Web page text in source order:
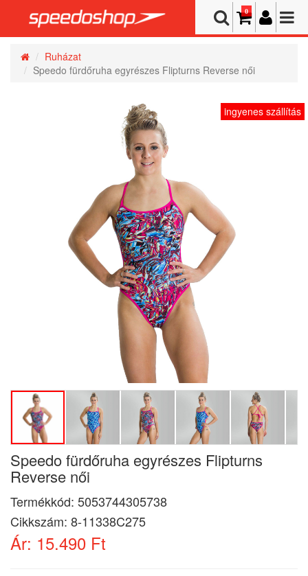
0
Ruházat
Speedo fürdőruha egyrészes Flipturns Reverse női
ingyenes szállítás
Speedo fürdőruha egyrészes Flipturns
Reverse női
Termékkód: 5053744305738
Cikkszám: 8-11338C275
Ár: 15.490 Ft